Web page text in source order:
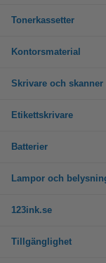
Tonerkassetter
Kontorsmaterial
Skrivare och skanner
Etikettskrivare
Batterier
Lampor och
123ink.se
Tillgänglighet